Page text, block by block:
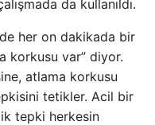
da kullanıldı.
her on dakikada bir
korkusu var” diyor.
atlama korkusu
tetikler. Acil bir
tepki herkesin